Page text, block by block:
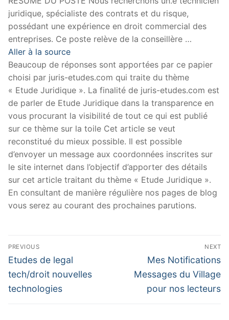
juridique, spécialiste des contrats et du risque,
possédant une expérience en droit commercial des
entreprises. Ce poste relève de la conseillère …
Aller à la source
Beaucoup de réponses sont apportées par ce papier
choisi par juris-etudes.com qui traite du thème
« Etude Juridique ». La finalité de juris-etudes.com est
de parler de Etude Juridique dans la transparence en
vous procurant la visibilité de tout ce qui est publié
sur ce thème sur la toile Cet article se veut
reconstitué du mieux possible. Il est possible
d’envoyer un message aux coordonnées inscrites sur
le site internet dans l’objectif d’apporter des détails
sur cet article traitant du thème « Etude Juridique ».
En consultant de manière régulière nos pages de blog
vous serez au courant des prochaines parutions.
Navigation
de
l’article
PREVIOUS
Previous
post:
Etudes de legal
tech/droit nouvelles
technologies
NEXT
Next
post:
Mes Notifications
Messages du Village
pour nos lecteurs